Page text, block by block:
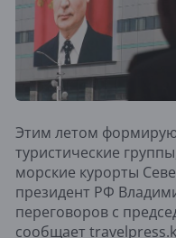
Этим летом
туристические
морские курорты
президент РФ
переговоров с
сообщает